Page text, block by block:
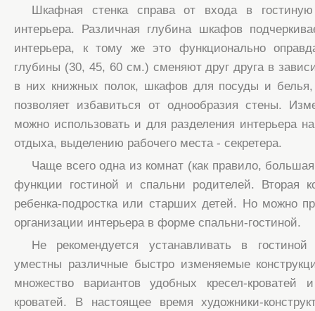
Шкафная стенка справа от входа в
интерьера. Различная глубина шкафов
интерьера, к тому же это функционально
глубины (30, 45, 60 см.) сменяют друг друга в
в них книжных полок, шкафов для посуды и
позволяет избавиться от однообразия стены.
можно использовать и для разделения интерьера
отдыха, выделению рабочего места - секретера.
Чаще всего одна из комнат (как правило,
функции гостиной и спальни родителей. Вторая
ребенка-подростка или старших детей. Но можно
организации интерьера в форме спальни-гостиной.
Не рекомендуется устанавливать в
уместны различные быстро изменяемые
множество вариантов удобных кресел-кроватей
кроватей. В настоящее время художники-